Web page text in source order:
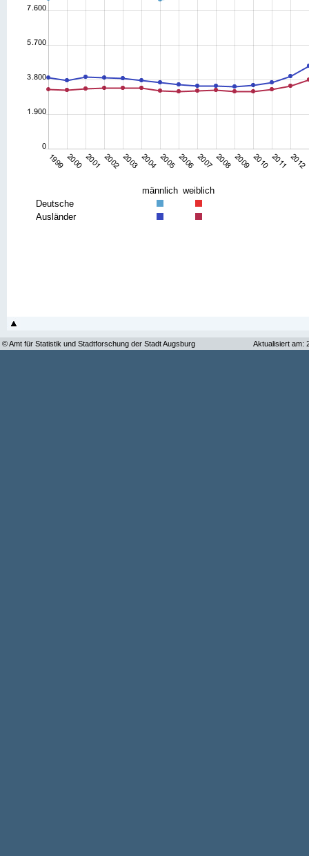
männlich weiblich
Deutsche
Ausländer
© Amt für Statistik und Stadtforschung der Stadt Augsburg Aktualisiert am: